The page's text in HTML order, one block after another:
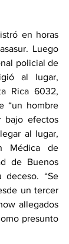
en horas
Luego
policial de
al lugar,
Rica 6032,
“un hombre
bajo efectos
al lugar,
Médica de
de Buenos
deceso. “Se
un tercer
allegados
presunto